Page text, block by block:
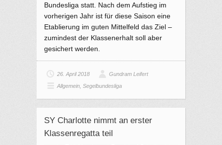
Bundesliga statt. Nach dem Aufstieg im
vorherigen Jahr ist für diese Saison eine
Etablierung im guten Mittelfeld das Ziel –
zumindest der Klassenerhalt soll aber
gesichert werden.
26. April 2018
Gundram Leifert
Allgemein Segelbundesliga
SY Charlotte nimmt an erster
Klassenregatta teil